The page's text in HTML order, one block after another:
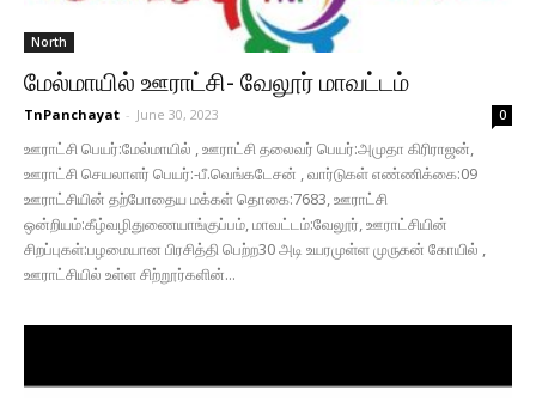
North
மேல்மாயில் ஊராட்சி- வேலூர் மாவட்டம்
TnPanchayat - June 30, 2023 0
ஊராட்சி பெயர்:மேல்மாயில் , ஊராட்சி தலைவர் பெயர்:அமுதா கிரிராஜன்,
ஊராட்சி செயலாளர் பெயர்:-பீ.வெங்கடேசன் , வார்டுகள் எண்ணிக்கை:09
ஊராட்சியின் தற்போதைய மக்கள் தொகை:7683, ஊராட்சி
ஒன்றியம்:கீழ்வழிதுணையாங்குப்பம், மாவட்டம்:வேலூர், ஊராட்சியின்
சிறப்புகள்:பழமையான பிரசித்தி பெற்ற30 அடி உயரமுள்ள முருகன் கோயில் ,
ஊராட்சியில் உள்ள சிற்றூர்களின்...